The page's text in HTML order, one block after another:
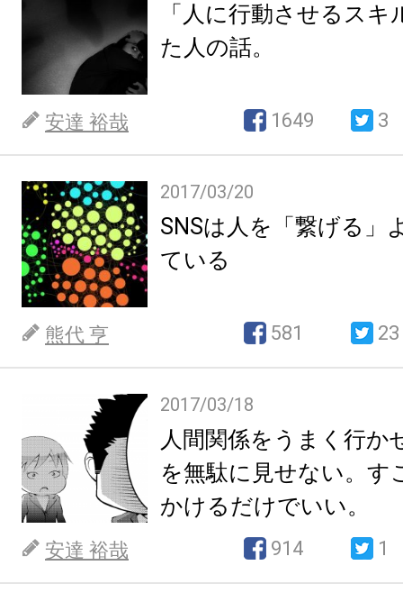
「人に行動させるス
た人の話。
安達 裕哉 1649 3
2017/03/20
SNSは人を「繋げる」
ている
熊代 亨 581 23
2017/03/18
人間関係をうまく行か
を無駄に見せない。す
かけるだけでいい。
安達 裕哉 914 1